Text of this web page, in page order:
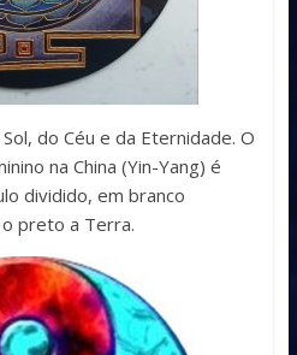
do Céu e da Eternidade. O
na China (Yin-Yang) é
dividido, em branco
preto a Terra.